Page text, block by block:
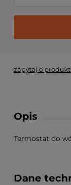
zapytaj o produkt
Opis
Termostat do
Dane